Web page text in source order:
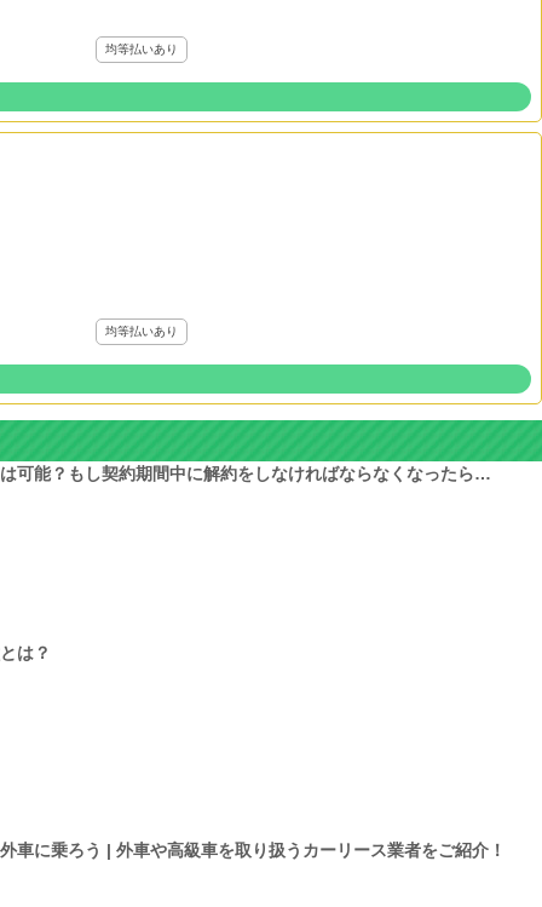
均等払いあり
均等払いあり
可能？もし契約期間中に解約をしなければならなくなったら…
は？
車に乗ろう | 外車や高級車を取り扱うカーリース業者をご紹介！